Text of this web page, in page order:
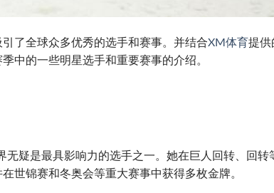
了全球众多优秀的选手和赛事。并结合XM体育提供
中的一些明星选手和重要赛事的介绍。
疑是最具影响力的选手之一。她在巨人回转、回转
世锦赛和冬奥会等重大赛事中获得多枚金牌。